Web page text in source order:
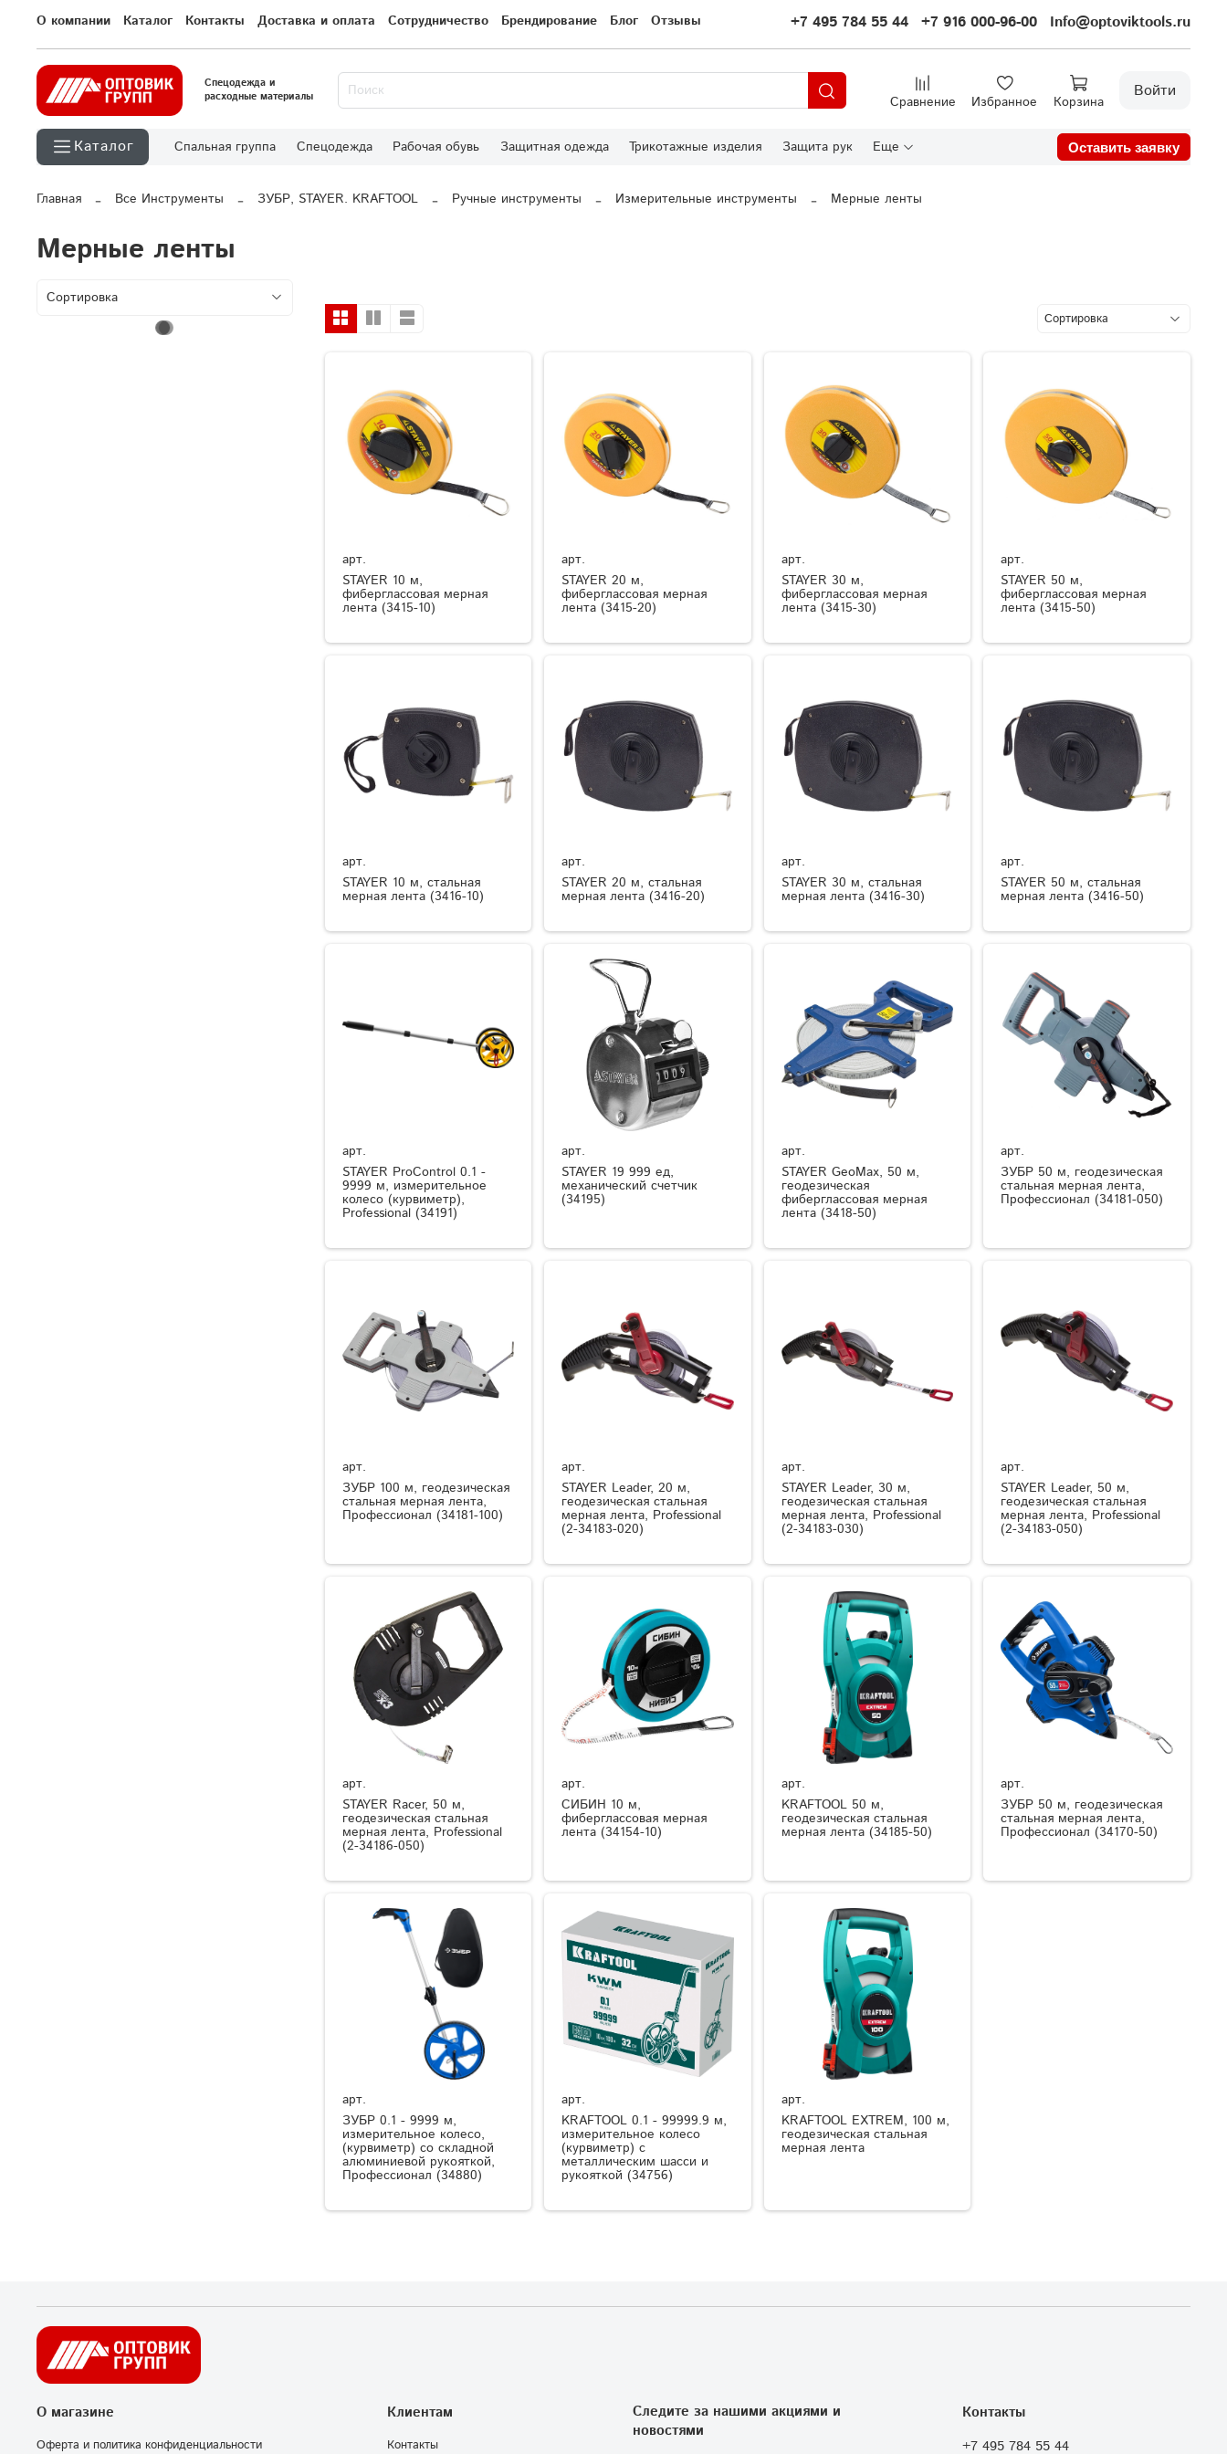
О компании Каталог Контакты Доставка и оплата Сотрудничество Брендирование Блог Отзывы +7 495 784 55 44 +7 916 000-96-00 Info@optoviktools.ru
Спецодежда и
расходные материалы
Сравнение Избранное Корзина
Войти
Каталог Спальная группа Спецодежда Рабочая обувь Защитная одежда Трикотажные изделия Защита рук Еще Оставить заявку
Главная Все Инструменты ЗУБР, STAYER. KRAFTOOL Ручные инструменты Измерительные инструменты Мерные ленты
Мерные ленты
арт.
STAYER 10 м,
фиберглассовая мерная
лента (3415-10)
арт.
STAYER 20 м,
фиберглассовая мерная
лента (3415-20)
арт.
STAYER 30 м,
фиберглассовая мерная
лента (3415-30)
арт.
STAYER 50 м,
фиберглассовая мерная
лента (3415-50)
арт.
STAYER 10 м, стальная
мерная лента (3416-10)
арт.
STAYER 20 м, стальная
мерная лента (3416-20)
арт.
STAYER 30 м, стальная
мерная лента (3416-30)
арт.
STAYER 50 м, стальная
мерная лента (3416-50)
арт.
STAYER ProControl 0.1 -
9999 м, измерительное
колесо (курвиметр),
Professional (34191)
арт.
STAYER 19 999 ед,
механический счетчик
(34195)
арт.
STAYER GeoMax, 50 м,
геодезическая
фиберглассовая мерная
лента (3418-50)
арт.
ЗУБР 50 м, геодезическая
стальная мерная лента,
Профессионал (34181-050)
арт.
ЗУБР 100 м, геодезическая
стальная мерная лента,
Профессионал (34181-100)
арт.
STAYER Leader, 20 м,
геодезическая стальная
мерная лента, Professional
(2-34183-020)
арт.
STAYER Leader, 30 м,
геодезическая стальная
мерная лента, Professional
(2-34183-030)
арт.
STAYER Leader, 50 м,
геодезическая стальная
мерная лента, Professional
(2-34183-050)
арт.
STAYER Racer, 50 м,
геодезическая стальная
мерная лента, Professional
(2-34186-050)
арт.
СИБИН 10 м,
фиберглассовая мерная
лента (34154-10)
арт.
KRAFTOOL 50 м,
геодезическая стальная
мерная лента (34185-50)
арт.
ЗУБР 50 м, геодезическая
стальная мерная лента,
Профессионал (34170-50)
арт.
ЗУБР 0.1 - 9999 м,
измерительное колесо,
(курвиметр) со складной
алюминиевой рукояткой,
Профессионал (34880)
арт.
KRAFTOOL 0.1 - 99999.9 м,
измерительное колесо
(курвиметр) с
металлическим шасси и
рукояткой (34756)
арт.
KRAFTOOL EXTREM, 100 м,
геодезическая стальная
мерная лента
О магазине
Оферта и политика конфиденциальности
Клиентам
Контакты
Контакты
+7 495 784 55 44
Следите за нашими акциями и
новостями